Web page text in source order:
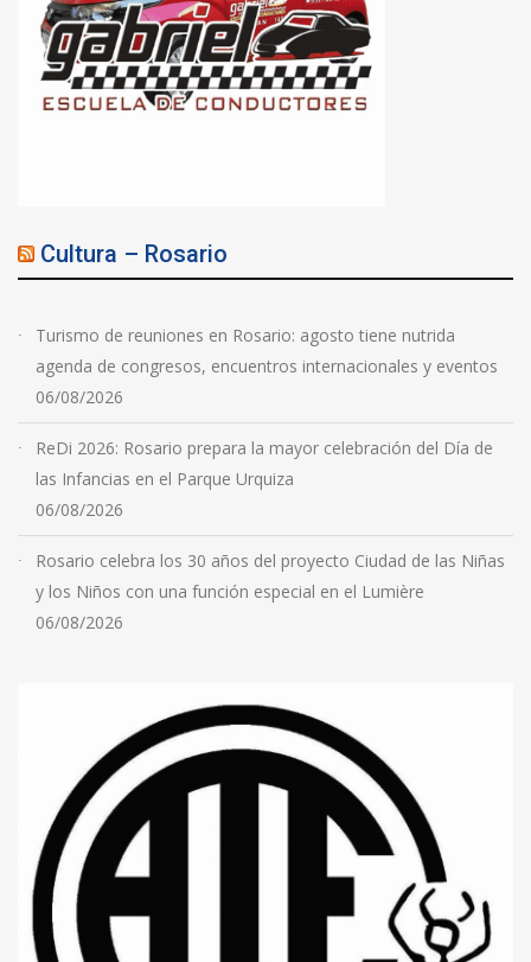
Cultura – Rosario
Turismo de reuniones en Rosario: agosto tiene nutrida
agenda de congresos, encuentros internacionales y eventos
06/08/2026
ReDi 2026: Rosario prepara la mayor celebración del Día de
las Infancias en el Parque Urquiza
06/08/2026
Rosario celebra los 30 años del proyecto Ciudad de las Niñas
y los Niños con una función especial en el Lumière
06/08/2026